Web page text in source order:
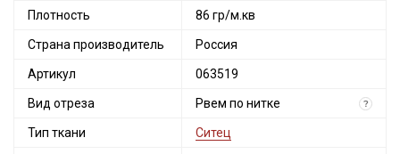
Плотность 86 гр/м.кв
Страна производитель Россия
Артикул 063519
Вид отреза Рвем по нитке ?
Тип ткани Ситец